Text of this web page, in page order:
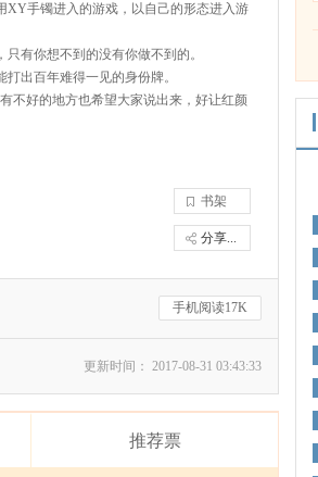
手镯进入的游戏，以自己的形态进入游
有你想不到的没有你做不到的。
出百年难得一见的身份牌。
好的地方也希望大家说出来，好让红颜
书架
分享...
手机阅读17K
更新时间： 2017-08-31 03:43:33
推荐票